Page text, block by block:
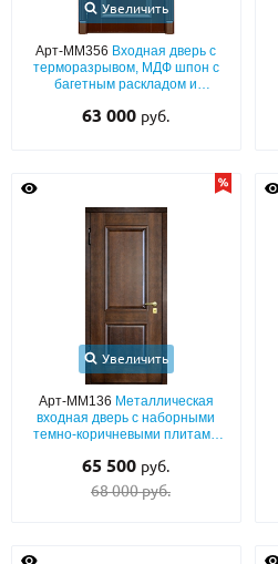
Увеличить
Арт-ММ356 Входная дверь с
терморазрывом, МДФ шпон с
багетным раскладом и
63 000 руб.
Увеличить
Арт-ММ136 Металлическая
входная дверь с наборными
темно-коричневыми плитами
65 500 руб.
68 000 руб.